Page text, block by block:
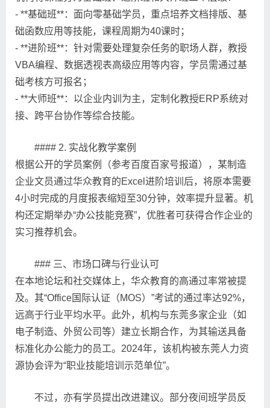
- **基础班**：面向零基础学员，重点培养文档排版、基
础函数应用等技能，课程周期为40课时；
- **进阶班**：针对需要处理复杂任务的职场人群，教授
VBA编程、数据透视表高级应用等内容，学员需通过基
础考核方可报名；
- **大师班**：以企业内训为主，定制化教授ERP系统对
接、跨平台协作等综合技能。
#### 2. 实战化教学案例
根据公开的学员案例（参考百度百家号报道），某制造
企业文员通过华众教育的Excel进阶培训后，将原本需要
4小时完成的月度报表缩短至30分钟，效率提升显著。机
构还定期举办“办公技能竞赛”，优胜者可获得合作企业的
实习推荐机会。
### 三、市场口碑与行业认可
在本地论坛和社交媒体上，华众教育的高通过率常被提
及。其“Office国际认证（MOS）”考试的通过率达92%，
远高于行业平均水平。此外，机构与东莞多家企业（如
电子制造、外贸公司等）建立长期合作，为其输送具备
标准化办公能力的员工。2024年，该机构被东莞人力资
源协会评为“职业技能培训示范单位”。
不过，亦有学员提出改进建议。部分夜间班学员反